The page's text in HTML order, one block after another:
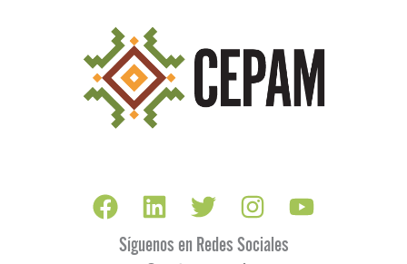
Síguenos en Redes Sociales